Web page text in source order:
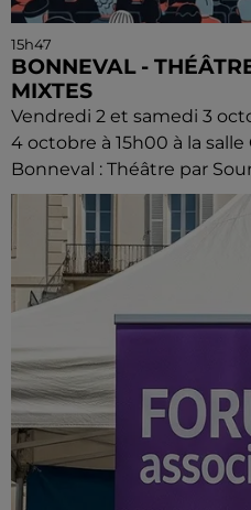
15h47
BONNEVAL -
MIXTES
Vendredi 2 et samedi 3
4 octobre à 15h00 à la
Bonneval : Théâtre par